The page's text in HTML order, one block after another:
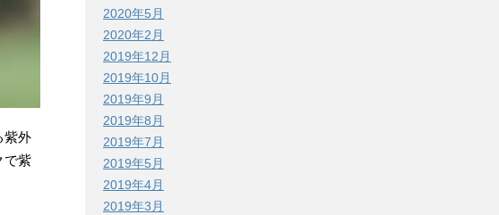
紫外
で紫
2020年5月
2020年2月
2019年12月
2019年10月
2019年9月
2019年8月
2019年7月
2019年5月
2019年4月
2019年3月